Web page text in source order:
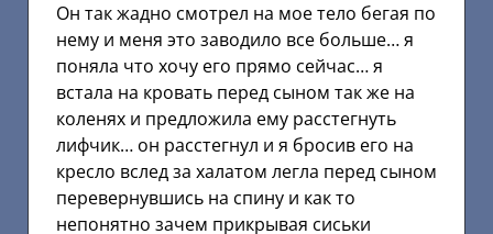
Он так жадно смотрел на мое тело бегая по
нему и меня это заводило все больше… я
поняла что хочу его прямо сейчас… я
встала на кровать перед сыном так же на
коленях и предложила ему расстегнуть
лифчик… он расстегнул и я бросив его на
кресло вслед за халатом легла перед сыном
перевернувшись на спину и как то
непонятно зачем прикрывая сиськи